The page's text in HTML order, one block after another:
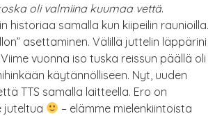
oli valmiina kuumaa vettä.
historiaa samalla kun kiipeilin raunioilla.
asettaminen. Välillä juttelin läppärini
vuonna iso tuska reissun päällä oli
käytännölliseen. Nyt, uuden
TTS samalla laitteella. Ero on
juteltua
– elämme mielenkiintoista